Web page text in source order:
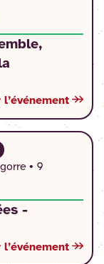
l’événement
• 9
-
l’événement